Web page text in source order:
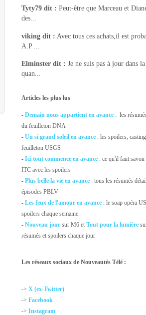
Tyty79 dit : Peut-être que Marceau et
des...
viking dit : Avec tous ces achats,il est
A.P ...
Elminster dit : Je ne suis pas à jour dans
quan...
Articles les plus lus
-Demain nous appartient en avance : les
du feuilleton DNA
-Un si grand soleil en avance : les spoilers,
feuilleton USGS
-Ici tout commence en avance : ce qu'il faut
ITC avec les spoilers
- Plus belle la vie en avance : tous les résumés
épisodes PBLV
-Les feux de l'amour en avance : le soap opéra
spoilers chaque semaine.
-Nouveau jour sur M6 etTout pour la lumière
résumés et spoilers chaque jour
Les réseaux sociaux de Nouveautés Télé :
->X (ex-Twitter)
->Facebook
->Instagram